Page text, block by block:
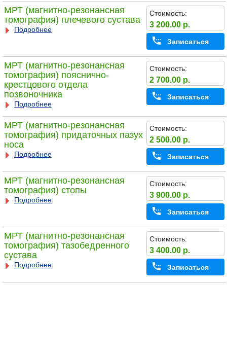
МРТ (магнитно-резонансная
томография) плечевого сустава
Подробнее
Стоимость:
3 200.00 р.
Записаться
МРТ (магнитно-резонансная
томография) пояснично-
крестцового отдела
позвоночника
Подробнее
Стоимость:
2 700.00 р.
Записаться
МРТ (магнитно-резонансная
томография) придаточных пазух
носа
Подробнее
Стоимость:
2 500.00 р.
Записаться
МРТ (магнитно-резонансная
томография) стопы
Подробнее
Стоимость:
3 900.00 р.
Записаться
МРТ (магнитно-резонансная
томография) тазобедренного
сустава
Подробнее
Стоимость:
3 400.00 р.
Записаться